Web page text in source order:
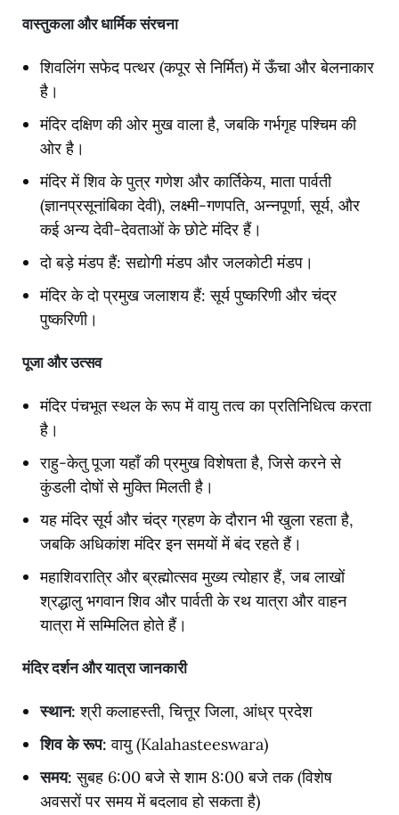
वास्तुकलाऔरधार्मिकसंरचना
शिवलिंग सफेद पत्थर (कपूर से निर्मित) में ऊँचा और बेलनाकार
है।
मंदिर दक्षिण की ओर मुख वाला है, जबकि गर्भगृह पश्चिम की
ओर है।
मंदिर में शिव के पुत्र गणेश और कार्तिकेय, माता पार्वती
(ज्ञानप्रसूनांबिका देवी), लक्ष्मी-गणपति, अन्नपूर्णा, सूर्य, और
कई अन्य देवी-देवताओं के छोटे मंदिर हैं।
दो बड़े मंडप हैं: सद्योगी मंडप और जलकोटी मंडप।
मंदिर के दो प्रमुख जलाशय हैं: सूर्य पुष्करिणी और चंद्र
पुष्करिणी।
पूजाऔरउत्सव
मंदिर पंचभूत स्थल के रूप में वायु तत्व का प्रतिनिधित्व करता
है।
राहु-केतु पूजा यहाँ की प्रमुख विशेषता है, जिसे करने से
कुंडली दोषों से मुक्ति मिलती है।
यह मंदिर सूर्य और चंद्र ग्रहण के दौरान भी खुला रहता है,
जबकि अधिकांश मंदिर इन समयों में बंद रहते हैं।
महाशिवरात्रि और ब्रह्मोत्सव मुख्य त्योहार हैं, जब लाखों
श्रद्धालु भगवान शिव और पार्वती के रथ यात्रा और वाहन
यात्रा में सम्मिलित होते हैं।
मंदिरदर्शनऔरयात्राजानकारी
स्थान: श्री कलाहस्ती, चित्तूर जिला, आंध्र प्रदेश
शिव के रूप: वायु (Kalahasteeswara)
समय: सुबह 6:00 बजे से शाम 8:00 बजे तक (विशेष
अवसरों पर समय में बदलाव हो सकता है)